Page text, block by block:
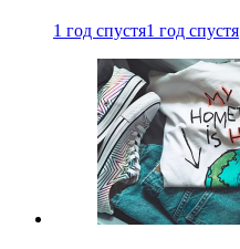
1 год спустя1 год спустя